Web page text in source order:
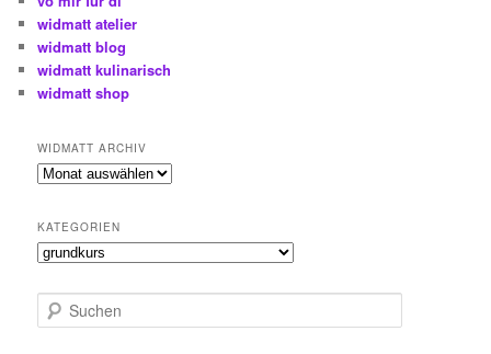
widmatt atelier
widmatt blog
widmatt kulinarisch
widmatt shop
WIDMATT ARCHIV
widmatt
KATEGORIEN
Kategorien
u